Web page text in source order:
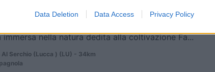
Data Deletion Data Access Privacy Policy
immersa nella natura dedita alla coltivazione Fa...
Serchio (Lucca ) (LU) - 34km